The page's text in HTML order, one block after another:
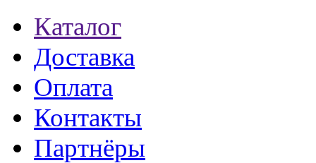
Каталог
Доставка
Оплата
Контакты
Партнёры